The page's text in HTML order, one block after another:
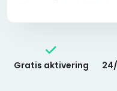
Gratis aktivering